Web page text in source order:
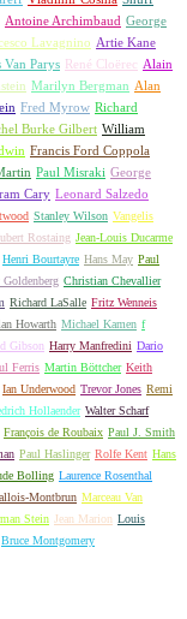
Antoine Archimbaud George
Lavagnino Artie Kane
Van Parys René Cloërec Alain
Marilyn Bergman Alan
Fred Myrow Richard
Burke Gilbert William
Francis Ford Coppola
Paul Misraki George
Cary Leonard Salzedo
Stanley Wilson Vangelis
Rostaing Jean-Louis Ducarme
Henri Bourtayre Hans May Paul
Christian Chevallier
Richard LaSalle Fritz Wenneis
Howarth Michael Kamen f
Gibson Harry Manfredini Dario
Ferris Martin Böttcher Keith
Ian Underwood Trevor Jones Remi
Hollaender Walter Scharf
François de Roubaix Paul J. Smith
Paul Haslinger Rolfe Kent Hans
Bolling Laurence Rosenthal
Montbrun Marceau Van
Stein Jean Marion Louis
Bruce Montgomery